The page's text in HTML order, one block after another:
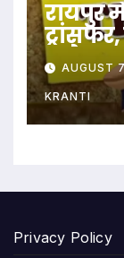
रायपुर
आदेश
AUGUST
KRANTI
Privacy Policy